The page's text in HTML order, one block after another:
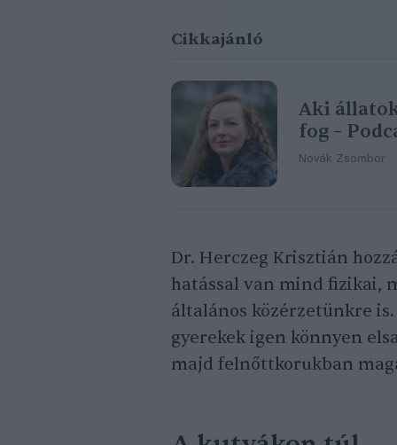
Cikkajánló
Aki
fog –
Novák Zsombor
Dr. Herczeg Krisztián
hatással van mind fizikai,
általános közérzetünkre
gyerekek igen könnyen
majd felnőttkorukban